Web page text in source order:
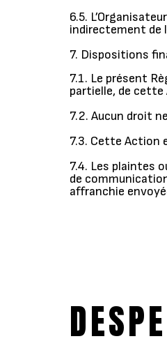
6.5.
indirectement de
7. Dispositions
7.1. Le présent
partielle, de cette
7.2. Aucun droit
7.3. Cette Action
7.4. Les plaintes
de
affranchie